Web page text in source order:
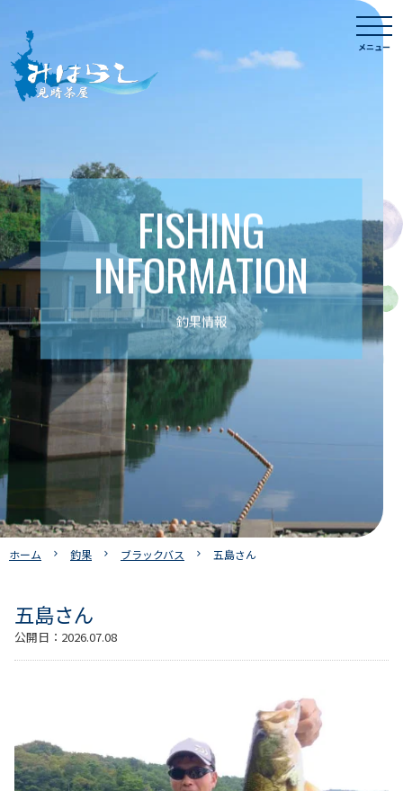
content
メニュー
FISHING
INFORMATION
釣果情報
ホーム 釣果 ブラックバス 五島さん
五島さん
公開日： 2026.07.08